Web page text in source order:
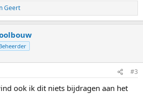
Geert
#3
ook ik dit niets bijdragen aan het